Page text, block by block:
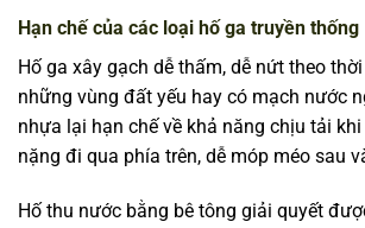
Hạn chế của các loại hố ga truyền thống
Hố ga xây gạch dễ thấm, dễ nứt theo
những vùng đất yếu hay có mạch nước
nhựa lại hạn chế về khả năng chịu tải khi
nặng đi qua phía trên, dễ móp méo sau
Hố thu nước bằng bê tông giải quyết